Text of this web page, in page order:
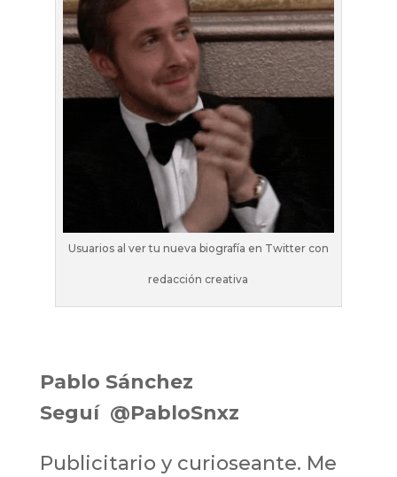
Usuarios al ver tu nueva biografía en Twitter con
redacción creativa
Pablo Sánchez
Seguí @PabloSnxz
Publicitario y curioseante. Me